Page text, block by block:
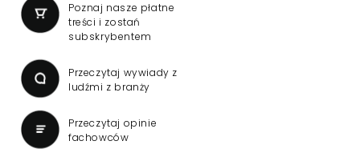
Poznaj nasze płatne
treści i zostań
subskrybentem
Przeczytaj wywiady z
ludźmi z branży
Przeczytaj opinie
fachowców